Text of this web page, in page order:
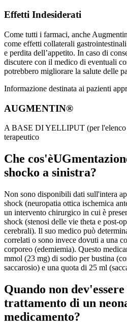
Effetti Indesiderati
Come tutti i farmaci, anche
come effetti collaterali
e perdita dell’appetito. In caso di
discutere con il medico di eventuali
potrebbero migliorare la salute delle
Informazione destinata ai pazienti
AUGMENTIN®
A BASE DI YELLIPUT (per l'elenco
terapeutico
Che
shocko a sinistra?
Non sono disponibili dati sull'intera
shock (neuropatia ottica ischemica
un intervento chirurgico in cui è
shock (stenosi delle vie theta e post-
cerebrali). Il suo medico può
correlati o sono invece dovuti a una
corporeo (edemiemia). Questo
mmol (23 mg) di sodio per bustina
saccarosio) e una quota di 25 ml
Quando non
trattamento di un
medicamento?